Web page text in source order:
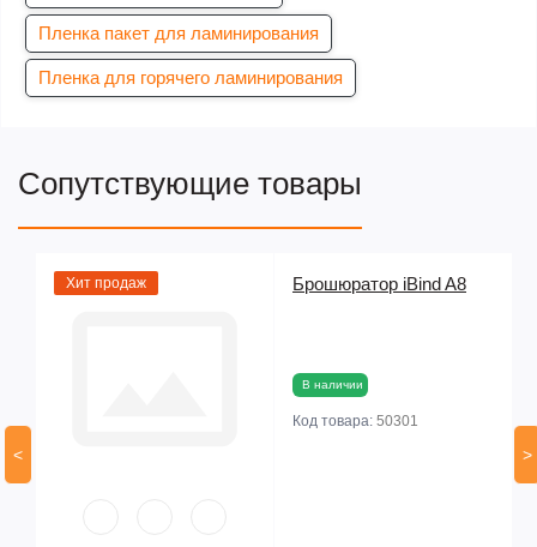
Пленка пакет для ламинирования
Пленка для горячего ламинирования
Сопутствующие товары
<
Хит продаж Брошюратор iBind A8
В наличии
Код товара: 50301
>